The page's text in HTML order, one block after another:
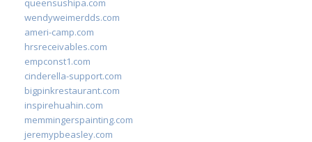
queensushipa.com
wendyweimerdds.com
ameri-camp.com
hrsreceivables.com
empconst1.com
cinderella-support.com
bigpinkrestaurant.com
inspirehuahin.com
memmingerspainting.com
jeremypbeasley.com